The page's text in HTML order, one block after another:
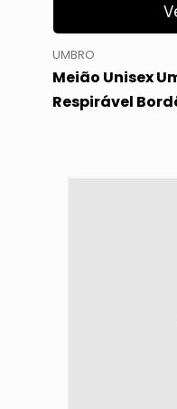
UMBRO
Meião Unisex
Respirável